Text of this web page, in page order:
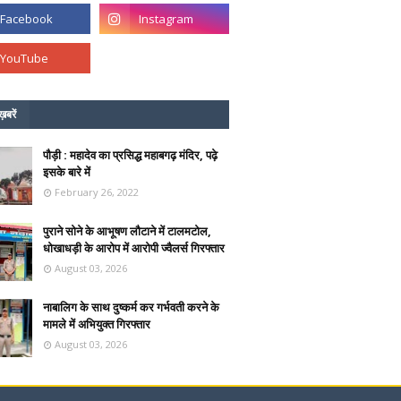
पौड़ी : महादेव का प्रसिद्ध महाबगढ़ मंदिर, पढ़े
इसके बारे में
February 26, 2022
पुराने सोने के आभूषण लौटाने में टालमटोल,
धोखाधड़ी के आरोप में आरोपी ज्वैलर्स गिरफ्तार
August 03, 2026
नाबालिग के साथ दुष्कर्म कर गर्भवती करने के
मामले में अभियुक्त गिरफ्तार
August 03, 2026